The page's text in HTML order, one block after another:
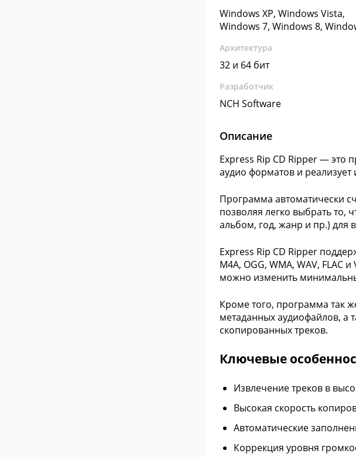
Windows XP, Windows Vista,
Windows 7, Windows 8,
Архитектура
32 и 64 бит
Разработчик
NCH Software
Описание
Express Rip CD Ripper — это
аудио форматов и
Программа автоматически
позволяя легко выбрать то,
альбом, год, жанр и пр.) для
Express Rip CD Ripper
M4A, OGG, WMA, WAV,
можно изменить
Кроме того, программа так
метаданных аудиофайлов, а
скопированных треков.
Ключевые
Извлечение треков в
Высокая скорость
Автоматические
Коррекция уровня